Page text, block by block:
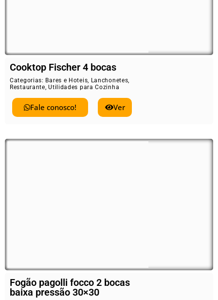
Cooktop Fischer 4 bocas
Categorias: Bares e Hoteis, Lanchonetes,
Restaurante,Utilidades para Cozinha
Fale conosco! Ver
Fogão pagolli focco 2 bocas
baixa pressão 30×30